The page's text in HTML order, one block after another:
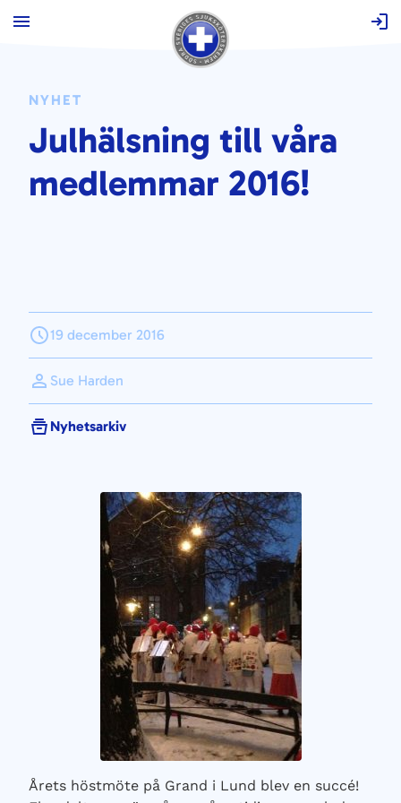
innehållNYHET
Julhälsning till våra
medlemmar 2016!
19 december 2016
Sue Harden
Nyhetsarkiv
Årets höstmöte på Grand i Lund blev en succé!